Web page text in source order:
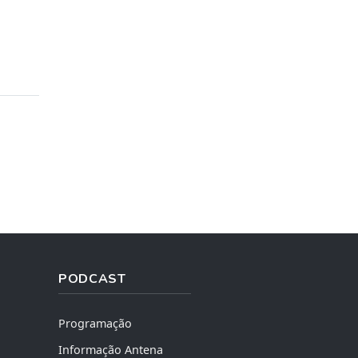
PODCAST
Programação
Informação Antena